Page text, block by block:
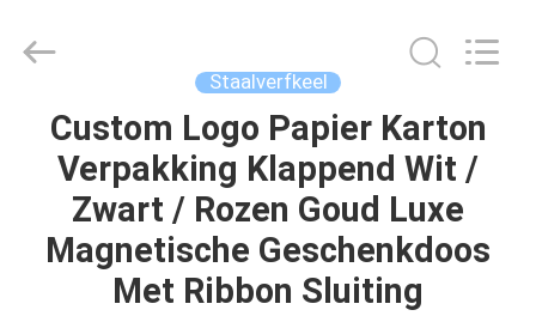
HUIS
PRODUCTEN
VIDEO'S
Rights
Staalverfkeel
Custom Logo Papier Karton
Verpakking Klappend Wit /
Zwart / Rozen Goud Luxe
Magnetische Geschenkdoos
Met Ribbon Sluiting